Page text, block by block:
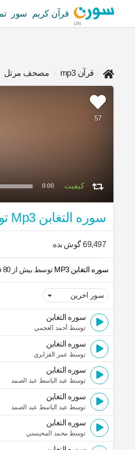
UN
قرآن کریم سور
قرآن mp3 مصحف مرتل
57
0:00
سوره التغابن Mp3 توسط شیخ سعد الغامدي روایت حفص از عاصم
69,497 گوش بده
سوره التغابن MP3 توسط بیش از 80 قاری
سوره التغابن
توسط أحمد العجمي
سوره التغابن
توسط عمر القزابري
سوره التغابن
توسط عبد الباسط عبد الصمد
سوره التغابن
توسط عبد الباسط عبد الصمد
سوره التغابن
توسط محمد المحيسني